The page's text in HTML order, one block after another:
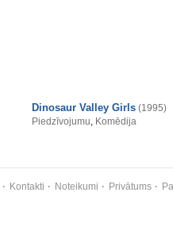
Dinosaur Valley Girls (1995)
Piedzīvojumu, Komēdija
Kontakti Noteikumi Privātums